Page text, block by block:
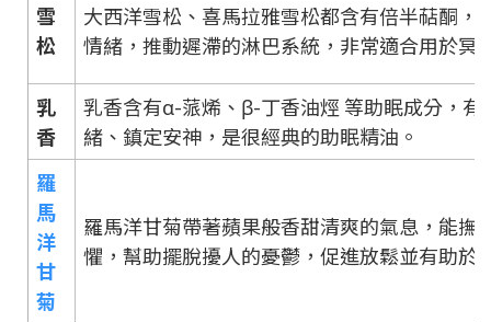
雪
松
大西洋雪松、喜馬拉雅雪松都含有倍半萜酮，
情緒，推動遲滯的淋巴系統，非常適合用於冥
乳
香
乳香含有α-蒎烯、β-丁香油烴 等助眠成分，有
緒、鎮定安神，是很經典的助眠精油。
羅
馬
洋
甘
菊
羅馬洋甘菊帶著蘋果般香甜清爽的氣息，能撫
懼，幫助擺脫擾人的憂鬱，促進放鬆並有助於